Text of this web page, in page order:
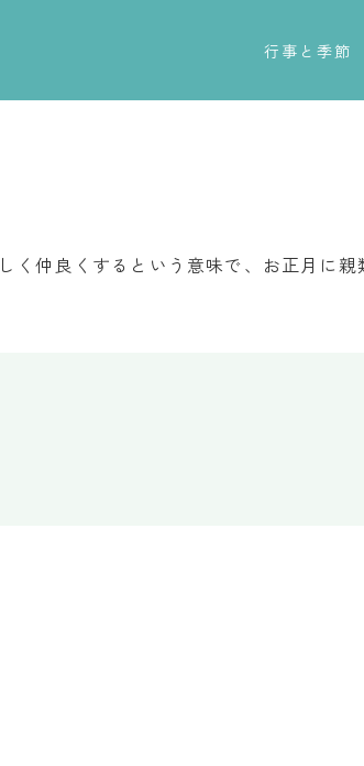
行事と季節
五節句
く仲良くするという意味で、お正月に親